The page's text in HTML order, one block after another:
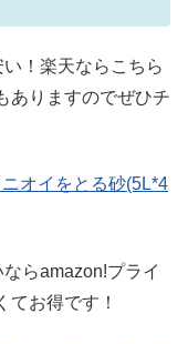
！楽天ならこちら
ありますのでぜひチ
オイをとる砂(5L*4
らamazon!プライ
てお得です！